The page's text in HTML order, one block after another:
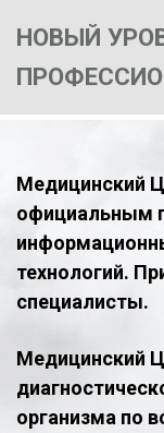
НОВЫЙ
Медицинский
официальным
технологий.
специалисты.
Медицинский
организма по